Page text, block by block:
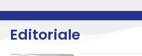
Editoriale